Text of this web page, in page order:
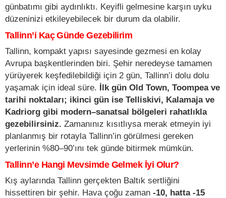
günbatımı gibi aydınlıktı. Keyifli gelmesine karşın uyku
düzeninizi etkileyebilecek bir durum da olabilir.
Tallinn’i Kaç Günde Gezebilirim
Tallinn, kompakt yapısı sayesinde gezmesi en kolay
Avrupa başkentlerinden biri. Şehir neredeyse tamamen
yürüyerek keşfedilebildiği için 2 gün, Tallinn’i dolu dolu
yaşamak için ideal süre. İlk gün Old Town, Toompea ve
tarihi noktaları; ikinci gün ise Telliskivi, Kalamaja ve
Kadriorg gibi modern–sanatsal bölgeleri rahatlıkla
gezebilirsiniz. Zamanınız kısıtlıysa merak etmeyin iyi
planlanmış bir rotayla Tallinn’in görülmesi gereken
yerlerinin %80–90’ını tek günde bitirmek mümkün.
Tallinn’e Hangi Mevsimde Gelmek İyi Olur?
Kış aylarında Tallinn gerçekten Baltık sertliğini
hissettiren bir şehir. Hava çoğu zaman -10, hatta -15